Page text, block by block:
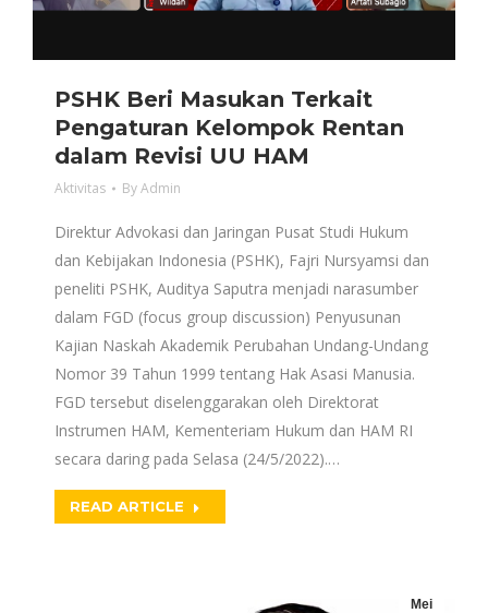
PSHK Beri Masukan Terkait
Pengaturan Kelompok Rentan
dalam Revisi UU HAM
Aktivitas ByAdmin
Direktur Advokasi dan Jaringan Pusat Studi Hukum
dan Kebijakan Indonesia (PSHK), Fajri Nursyamsi dan
peneliti PSHK, Auditya Saputra menjadi narasumber
dalam FGD (focus group discussion) Penyusunan
Kajian Naskah Akademik Perubahan Undang-Undang
Nomor 39 Tahun 1999 tentang Hak Asasi Manusia.
FGD tersebut diselenggarakan oleh Direktorat
Instrumen HAM, Kementeriam Hukum dan HAM RI
secara daring pada Selasa (24/5/2022).…
READ ARTICLE
Mei